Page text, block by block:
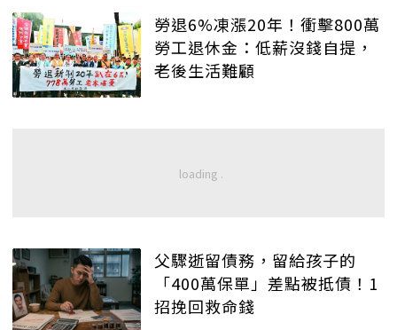
勞退6%凍漲20年！衝擊800萬
勞工退休金：低薪沒錢自提，
老後生活難顧
父驟逝留債務，留給孩子的
「400萬保單」差點被抵債！1
招挽回救命錢